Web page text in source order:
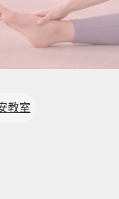
教室